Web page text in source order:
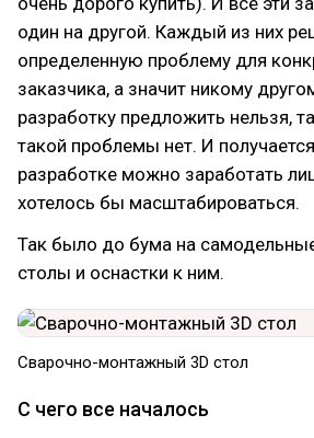
один на другой. Каждый из них
определенную проблему для
заказчика, а значит никому
разработку предложить нельзя,
такой проблемы нет. И
разработке можно заработать
хотелось бы масштабироваться.
Так было до бума на
столы и оснастки к ним.
Сварочно-монтажный 3D стол
С чего все началось